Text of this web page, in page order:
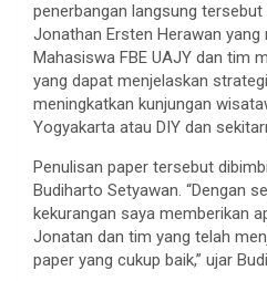
penerbangan langsung
Jonathan Ersten Herawan yang
Mahasiswa FBE UAJY dan tim
yang dapat menjelaskan
meningkatkan kunjungan
Yogyakarta atau DIY dan
Penulisan paper tersebut
Budiharto Setyawan. “Dengan
kekurangan saya memberikan
Jonatan dan tim yang telah
paper yang cukup baik,” ujar